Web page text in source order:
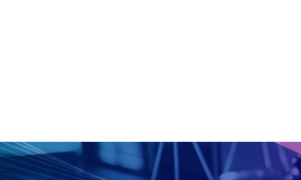
ACESSO CADASTRO